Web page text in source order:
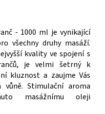
- 1000 ml je vynikající
všechny druhy masáží.
kvality ve spojení s
je velmi šetrný k
kluznost a zaujme Vás
vůně. Stimulační aroma
masážnímu oleji